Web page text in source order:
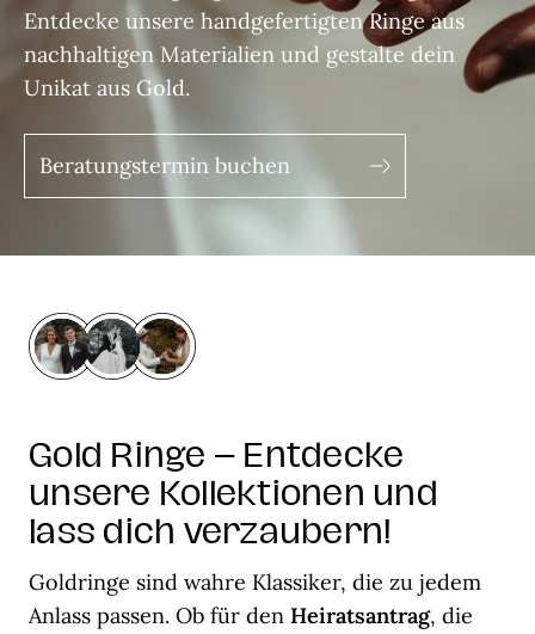
Entdecke unsere handgefertigten Ringe aus
nachhaltigen Materialien und gestalte dein
Unikat aus Gold.
Beratungstermin buchen
Gold Ringe – Entdecke
unsere Kollektionen und
lass dich verzaubern!
Goldringe sind wahre Klassiker, die zu jedem
Anlass passen. Ob für den Heiratsantrag, die